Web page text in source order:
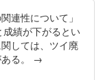
連性について」
績が下がるとい
しては、ツイ廃
ある。 →